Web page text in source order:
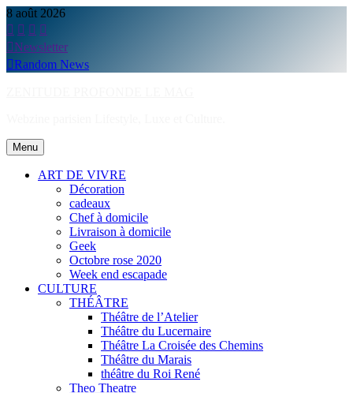
Skip
to
content
8 août 2026
Newsletter
Random News
Menu
ART DE VIVRE
Décoration
cadeaux
Chef à domicile
Livraison à domicile
Geek
Octobre rose 2020
Week end escapade
CULTURE
THÉÂTRE
Théâtre de l’Atelier
Théâtre du Lucernaire
Théâtre La Croisée des Chemins
Théâtre du Marais
théâtre du Roi René
Theo Theatre